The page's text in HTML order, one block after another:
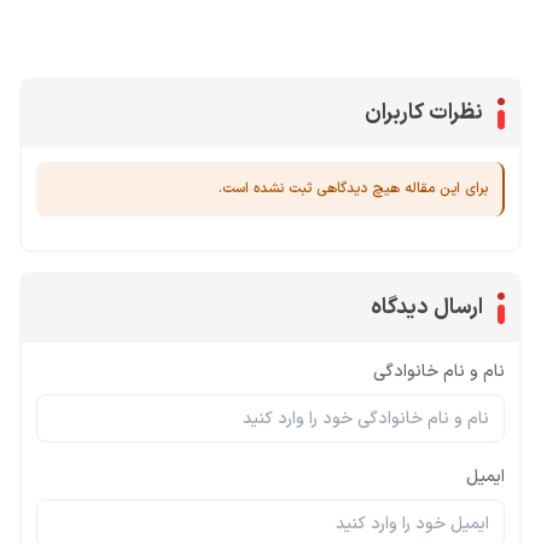
نظرات کاربران
برای این مقاله هیچ دیدگاهی ثبت نشده است.
ارسال دیدگاه
نام و نام خانوادگی
ایمیل